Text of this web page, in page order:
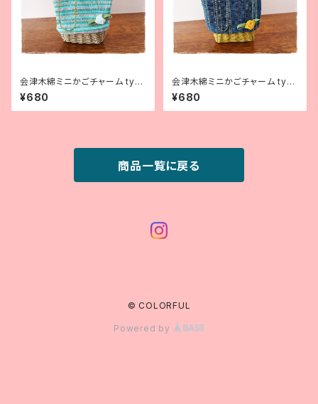
会津木綿ミニかごチャーム typ
e 10 - Aizu cotton mini bas
ket
¥680
会津木綿ミニかごチャーム typ
e 03 - Aizu cotton mini ba
sket
¥680
商品一覧に戻る
© COLORFUL
Powered by